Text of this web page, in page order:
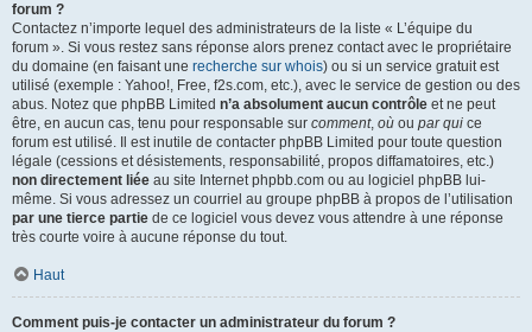
forum ?
Contactez n’importe lequel des administrateurs de la liste « L’équipe du
forum ». Si vous restez sans réponse alors prenez contact avec le propriétaire
du domaine (en faisant une recherche sur whois) ou si un service gratuit est
utilisé (exemple : Yahoo!, Free, f2s.com, etc.), avec le service de gestion ou des
abus. Notez que phpBB Limited n’a absolument aucun contrôle et ne peut
être, en aucun cas, tenu pour responsable sur comment, où ou par qui ce
forum est utilisé. Il est inutile de contacter phpBB Limited pour toute question
légale (cessions et désistements, responsabilité, propos diffamatoires, etc.)
non directement liée au site Internet phpbb.com ou au logiciel phpBB lui-
même. Si vous adressez un courriel au groupe phpBB à propos de l’utilisation
par une tierce partie de ce logiciel vous devez vous attendre à une réponse
très courte voire à aucune réponse du tout.
Haut
Comment puis-je contacter un administrateur du forum ?